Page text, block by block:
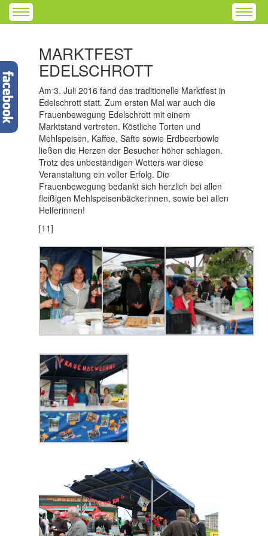
MARKTFEST
EDELSCHROTT
Am 3. Juli 2016 fand das traditionelle Marktfest in
Edelschrott statt. Zum ersten Mal war auch die
Frauenbewegung Edelschrott mit einem
Marktstand vertreten. Köstliche Torten und
Mehlspeisen, Kaffee, Säfte sowie Erdbeerbowle
ließen die Herzen der Besucher höher schlagen.
Trotz des unbeständigen Wetters war diese
Veranstaltung ein voller Erfolg. Die
Frauenbewegung bedankt sich herzlich bei allen
fleißigen Mehlspeisenbäckerinnen, sowie bei allen
Helferinnen!
[11]